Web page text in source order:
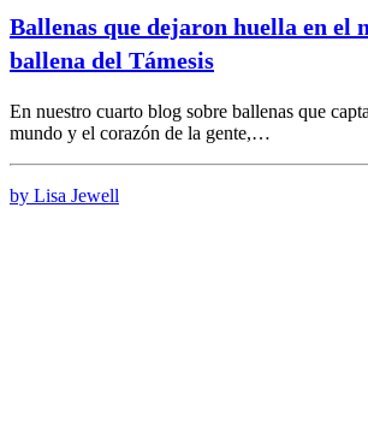
Ballenas que dejaron huella en el
ballena del Támesis
En nuestro cuarto blog sobre ballenas que
mundo y el corazón de la gente,…
by Lisa Jewell